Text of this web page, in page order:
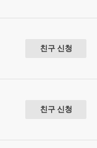
친구 신청
친구 신청